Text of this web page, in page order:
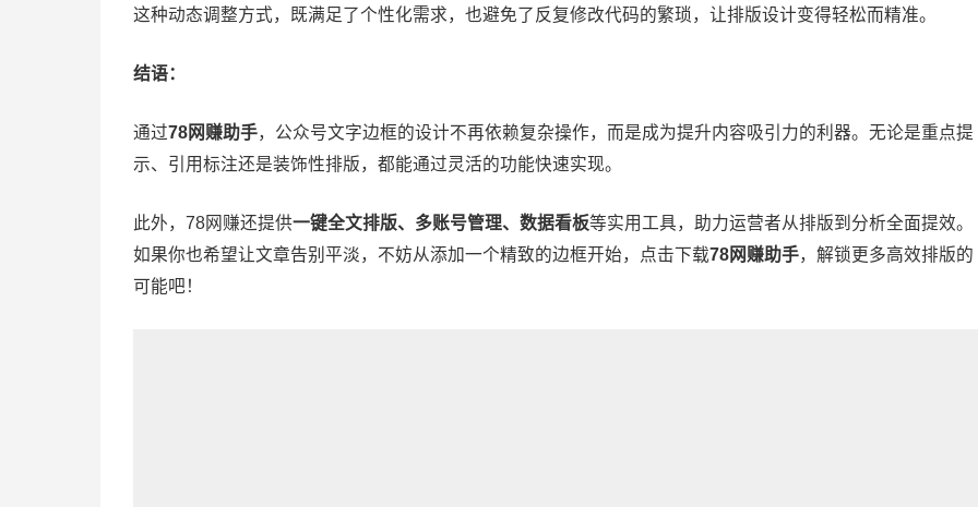
这种动态调整方式，既满足了个性化需求，也避免了反复修改代码的繁琐，让排版设计变得轻松而精准。
结语：
通过78网赚助手，公众号文字边框的设计不再依赖复杂操作，而是成为提升内容吸引力的利器。无论是重点提
示、引用标注还是装饰性排版，都能通过灵活的功能快速实现。
此外，78网赚还提供一键全文排版、多账号管理、数据看板等实用工具，助力运营者从排版到分析全面提效。
如果你也希望让文章告别平淡，不妨从添加一个精致的边框开始，
点击下载78网赚助手，解锁更多高效排版的
可能吧！